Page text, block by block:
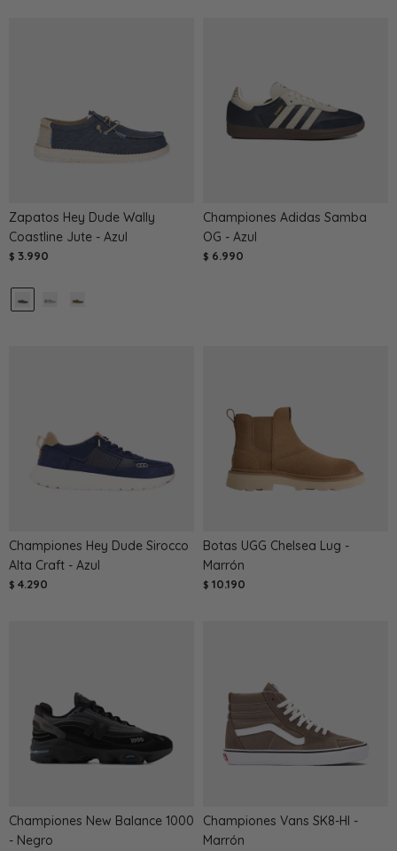
Zapatos Hey Dude Wally
Coastline Jute - Azul
$ 3.990
Championes Adidas Samba
OG - Azul
$ 6.990
Championes Hey Dude Sirocco
Alta Craft - Azul
$ 4.290
Botas UGG Chelsea Lug -
Marrón
$ 10.190
Championes New Balance 1000
- Negro
Championes Vans SK8-HI -
Marrón